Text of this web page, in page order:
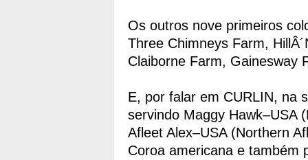
Os outros nove primeiros
Three Chimneys Farm,
Claiborne Farm, Gainesway
E, por falar em CURLIN, na
servindo Maggy Hawk–USA
Afleet Alex–USA (Northern
Coroa americana e também